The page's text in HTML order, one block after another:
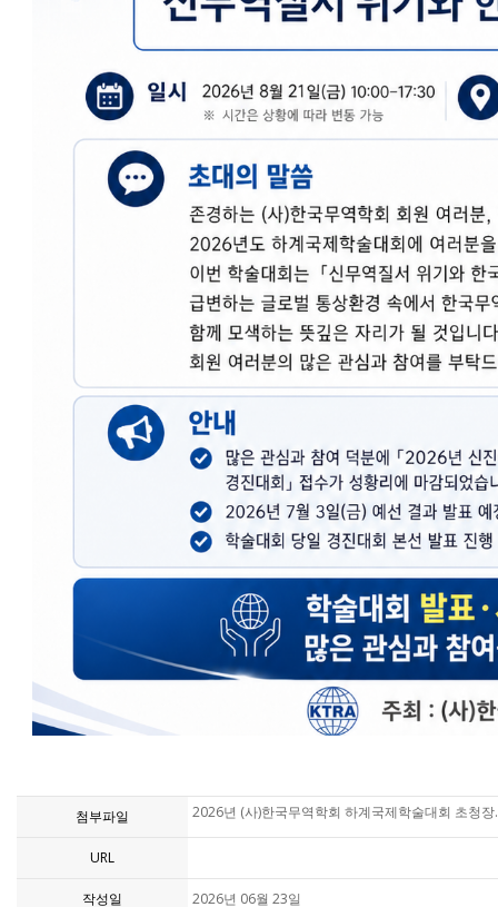
첨부파일 2026년 (사)한국무역학회 하계국제학술대회 초청
URL
작성일 2026년 06월 23일